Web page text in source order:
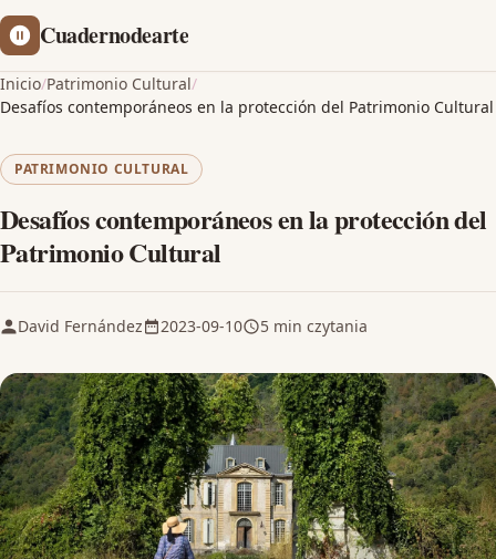
Cuadernodearte
Inicio/Patrimonio Cultural/
Desafíos contemporáneos en la protección del Patrimonio Cultural
PATRIMONIO CULTURAL
Desafíos contemporáneos en la protección del
Patrimonio Cultural
David Fernández 2023-09-10 5 min czytania